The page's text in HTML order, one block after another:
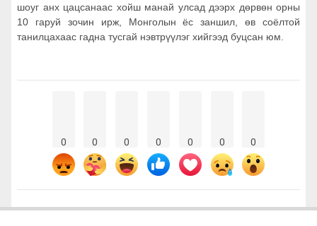
шоуг анх цацсанаас хойш манай улсад дээрх дөрвөн орны
10 гаруй зочин ирж, Монголын ёс заншил, өв соёлтой
танилцахаас гадна тусгай нэвтрүүлэг хийгээд буцсан юм.
0 0 0 0 0 0 0